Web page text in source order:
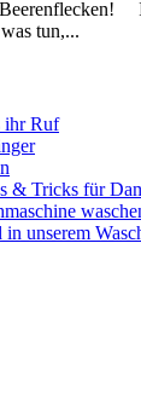
tun,...
ihr Ruf
& Tricks für
in unserem